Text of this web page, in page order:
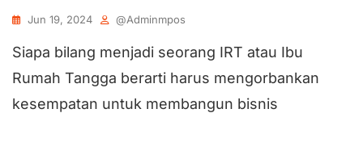
Jun 19, 2024 @adminmpos
Siapa bilang menjadi seorang IRT atau Ibu
Rumah Tangga berarti harus mengorbankan
kesempatan untuk membangun bisnis